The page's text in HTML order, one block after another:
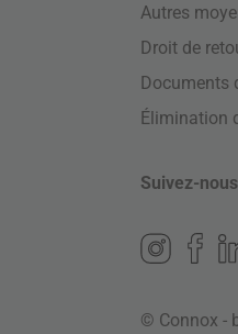
Autres
Droit de
Documents
Élimination
Suivez-nous
© Connox -